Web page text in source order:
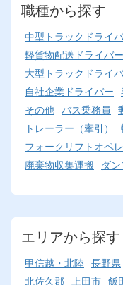
職種から探す
中型トラックドライ
軽貨物配送ドライバー
大型トラックドライ
自社企業ドライバー
その他 バス乗務員
トレーラー（牽引）
フォークリフトオペ
廃棄物収集運搬
ダ
エリアから探す
甲信越・北陸 長野県
北佐久郡 上田市 飯